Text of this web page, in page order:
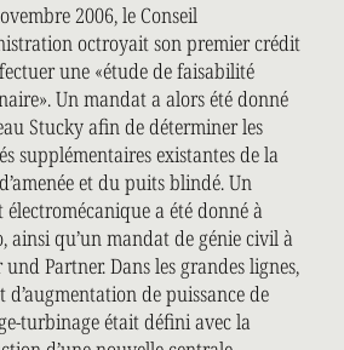
2006, le Conseil
octroyait son premier crédit
une «étude de faisabilité
Un mandat a alors été donné
Stucky afin de déterminer les
supplémentaires existantes de la
et du puits blindé. Un
a été donné à
ainsi qu’un mandat de génie civil à
und Partner. Dans les grandes lignes,
d’augmentation de puissance de
turbinage était défini avec la